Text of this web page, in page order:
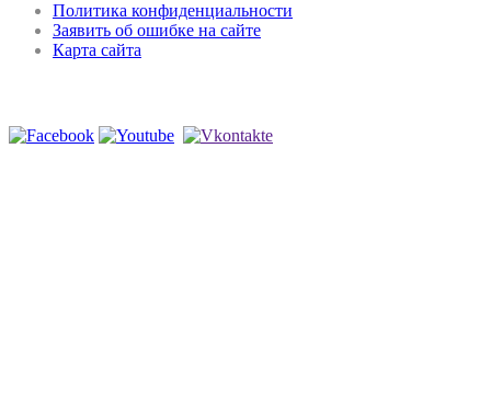
Политика конфиденциальности
Заявить об ошибке на сайте
Карта сайта